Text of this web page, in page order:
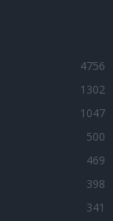
4756
1302
1047
500
469
398
341